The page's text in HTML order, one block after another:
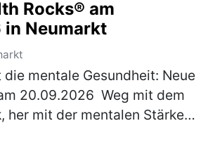
Rocks® am
Neumarkt
mentale Gesundheit: Neue
20.09.2026 Weg mit dem
her mit der mentalen Stärke: